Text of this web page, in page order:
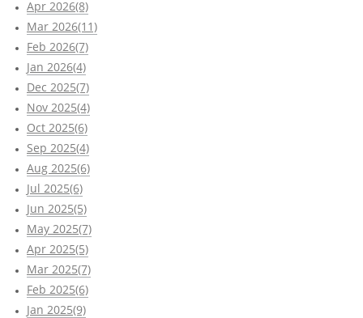
Apr 2026(8)
Mar 2026(11)
Feb 2026(7)
Jan 2026(4)
Dec 2025(7)
Nov 2025(4)
Oct 2025(6)
Sep 2025(4)
Aug 2025(6)
Jul 2025(6)
Jun 2025(5)
May 2025(7)
Apr 2025(5)
Mar 2025(7)
Feb 2025(6)
Jan 2025(9)